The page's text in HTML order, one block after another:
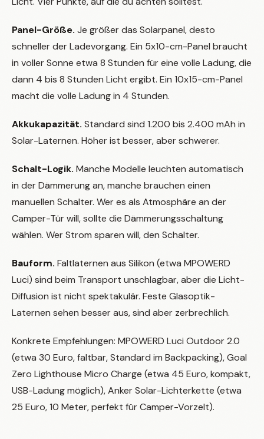
Panel-Größe. Je größer das Solarpanel, desto
schneller der Ladevorgang. Ein 5x10-cm-Panel braucht
in voller Sonne etwa 8 Stunden für eine volle Ladung, die
dann 4 bis 8 Stunden Licht ergibt. Ein 10x15-cm-Panel
macht die volle Ladung in 4 Stunden.
Akkukapazität. Standard sind 1.200 bis 2.400 mAh in
Solar-Laternen. Höher ist besser, aber schwerer.
Schalt-Logik. Manche Modelle leuchten automatisch
in der Dämmerung an, manche brauchen einen
manuellen Schalter. Wer es als Atmosphäre an der
Camper-Tür will, sollte die Dämmerungsschaltung
wählen. Wer Strom sparen will, den Schalter.
Bauform. Faltlaternen aus Silikon (etwa MPOWERD
Luci) sind beim Transport unschlagbar, aber die Licht-
Diffusion ist nicht spektakulär. Feste Glasoptik-
Laternen sehen besser aus, sind aber zerbrechlich.
Konkrete Empfehlungen: MPOWERD Luci Outdoor 2.0
(etwa 30 Euro, faltbar, Standard im Backpacking), Goal
Zero Lighthouse Micro Charge (etwa 45 Euro, kompakt,
USB-Ladung möglich), Anker Solar-Lichterkette (etwa
25 Euro, 10 Meter, perfekt für Camper-Vorzelt).